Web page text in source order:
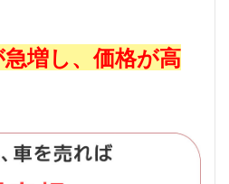
増し、価格が高